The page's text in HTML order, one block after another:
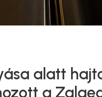
alatt
a